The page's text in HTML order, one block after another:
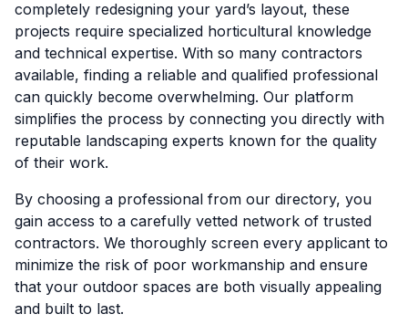
completely redesigning your yard’s layout, these
projects require specialized horticultural knowledge
and technical expertise. With so many contractors
available, finding a reliable and qualified professional
can quickly become overwhelming. Our platform
simplifies the process by connecting you directly with
reputable landscaping experts known for the quality
of their work.
By choosing a professional from our directory, you
gain access to a carefully vetted network of trusted
contractors. We thoroughly screen every applicant to
minimize the risk of poor workmanship and ensure
that your outdoor spaces are both visually appealing
and built to last.